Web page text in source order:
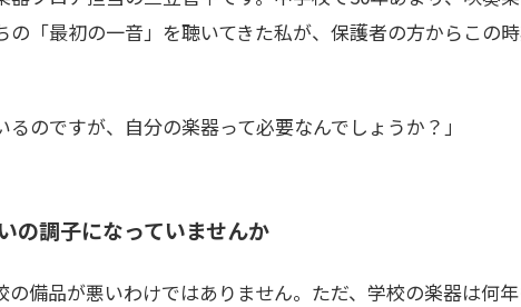
の「最初の一音」を聴いてきた私が、保護者の方からこの
のですが、自分の楽器って必要なんでしょうか？」
の調子になっていませんか
の備品が悪いわけではありません。ただ、学校の楽器は何